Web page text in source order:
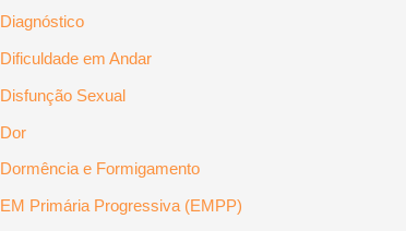
Diagnóstico
Dificuldade em Andar
Disfunção Sexual
Dor
Dormência e Formigamento
EM Primária Progressiva (EMPP)